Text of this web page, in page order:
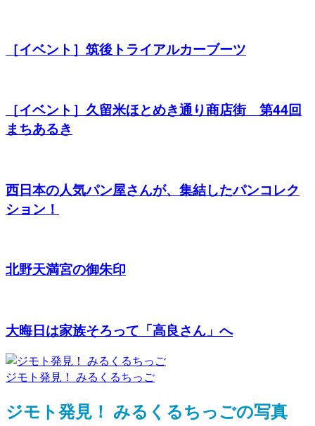
［イベント］筑後トライアルカーブーツ
［イベント］久留米ほとめき通り商店街 第44回
まちあるき
西日本の人気パン屋さんが、集結したパンコレク
ション！
北野天満宮の御朱印
大晦日は家族そろって「高良さん」へ
ジモト発見！ みるくるちっご
ジモト発見！ みるくるちっごの写真